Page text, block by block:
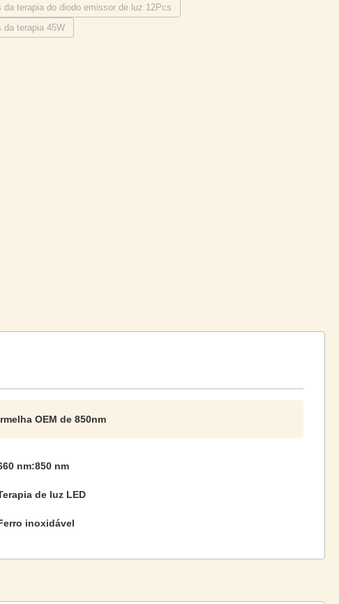
terapia do diodo emissor de luz 12Pcs
da terapia 45W
OEM de 850nm
nm:850 nm
de luz LED
inoxidável